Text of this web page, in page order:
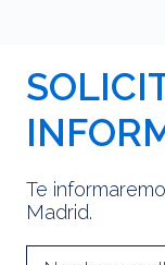
Te
Madrid.